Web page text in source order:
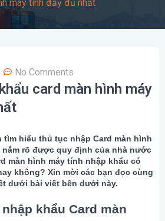
máy tính đầy đủ nhất
No Comments
card màn hình máy
tìm hiểu thủ tục nhập Card màn hình
rõ được quy định của nhà nước
màn hình máy tính nhập khẩu có
không? Xin mời các bạn đọc cùng
dưới bài viết bên dưới này.
khẩu Card màn